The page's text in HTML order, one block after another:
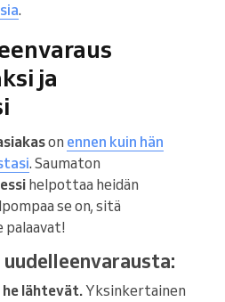
.
ja
on ennen kuin hän
. Saumaton
helpottaa heidän
se on, sitä
palaavat!
he lähtevät.Yksinkertainen